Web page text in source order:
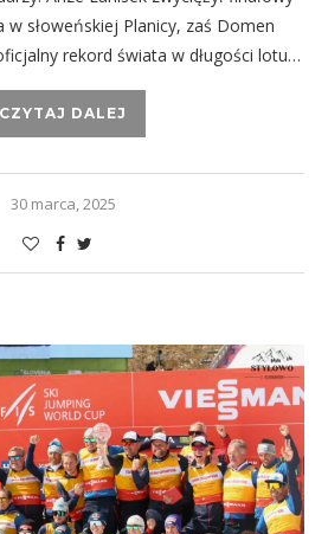
w słoweńskiej Planicy, zaś Domen
rekord świata w długości lotu…
CZYTAJ DALEJ
30 marca, 2025